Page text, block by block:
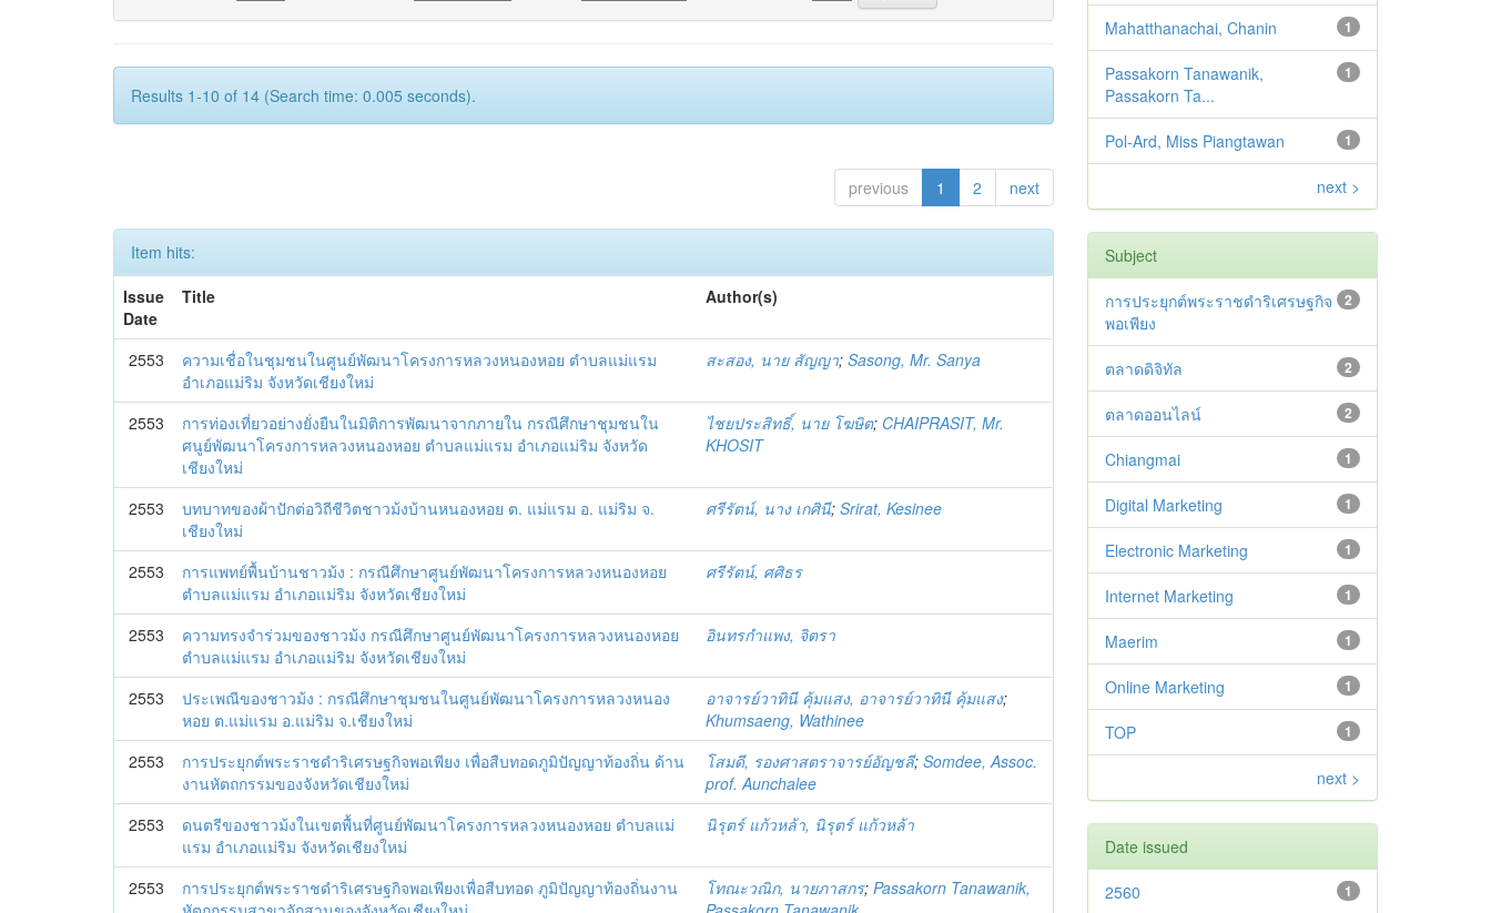
Results 1-10 of 14 (Search time: 0.005 seconds).
previous 1 2 next
Item hits:
Issue
Date
Title Author(s)
2553
ความเชื่อในชุมชนในศูนย์พัฒนาโครงการหลวงหนองหอย ตำบลแม่แรม
อำเภอแม่ริม จังหวัดเชียงใหม่
สะสอง, นาย สัญญา;Sasong, Mr. Sanya
2553
การท่องเที่ยวอย่างยั่งยืนในมิติการพัฒนาจากภายใน กรณีศึกษาชุมชนใน
ศนูย์พัฒนาโครงการหลวงหนองหอย ตำบลแม่แรม อำเภอแม่ริม จังหวัด
เชียงใหม่
ไชยประสิทธิ์, นาย โฆษิต; CHAIPRASIT, Mr.
KHOSIT
2553
บทบาทของผ้าปักต่อวิถีชีวิตชาวม้งบ้านหนองหอย ต. แม่แรม อ. แม่ริม จ.
เชียงใหม่
ศรีรัตน์, นาง เกศินี;Srirat, Kesinee
2553
การแพทย์พื้นบ้านชาวม้ง : กรณีศึกษาศูนย์พัฒนาโครงการหลวงหนองหอย
ตำบลแม่แรม อำเภอแม่ริม จังหวัดเชียงใหม่
ศรีรัตน์, ศศิธร
2553
ความทรงจำร่วมของชาวม้ง กรณีศึกษาศูนย์พัฒนาโครงการหลวงหนองหอย
ตำบลแม่แรม อำเภอแม่ริม จังหวัดเชียงใหม่
อินทรกำแพง, จิตรา
2553
ประเพณีของชาวม้ง : กรณีศึกษาชุมชนในศูนย์พัฒนาโครงการหลวงหนอง
หอย ต.แม่แรม อ.แม่ริม จ.เชียงใหม่
อาจารย์วาทินี คุ้มแสง, อาจารย์วาทินี คุ้มแสง;
Khumsaeng, Wathinee
2553
การประยุกต์พระราชดำริเศรษฐกิจพอเพียง เพื่อสืบทอดภูมิปัญญาท้องถิ่น ด้าน
งานหัตถกรรมของจังหวัดเชียงใหม่
โสมดี, รองศาสตราจารย์อัญชลี;Somdee, Assoc.
prof. Aunchalee
2553
ดนตรีของชาวม้งในเขตพื้นที่ศูนย์พัฒนาโครงการหลวงหนองหอย ตำบลแม่
แรม อำเภอแม่ริม จังหวัดเชียงใหม่
นิรุตร์ แก้วหล้า, นิรุตร์ แก้วหล้า
2553
การประยุกต์พระราชดำริเศรษฐกิจพอเพียงเพื่อสืบทอด ภูมิปัญญาท้องถิ่นงาน
โทณะวณิก, นายภาสกร;Passakorn Tanawanik,
1
Mahatthanachai, Chanin
1
Passakorn Tanawanik,
Passakorn Ta...
1
Pol-Ard, Miss Piangtawan
next >
Subject
2
การประยุกต์พระราชดำริเศรษฐกิจ
พอเพียง
2
ตลาดดิจิทัล
2
ตลาดออนไลน์
1
Chiangmai
1
Digital Marketing
1
Electronic Marketing
1
Internet Marketing
1
Maerim
1
Online Marketing
1
TOP
next >
Date issued
1
2560